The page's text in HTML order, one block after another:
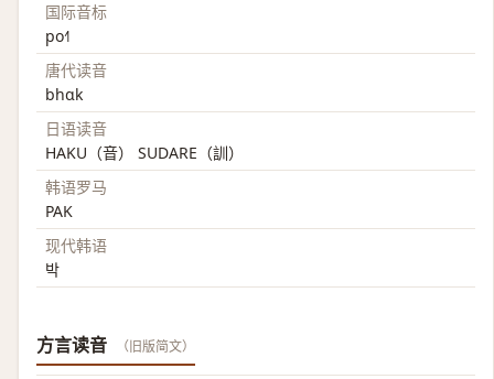
国际音标
po˧˥
唐代读音
bhɑk
日语读音
HAKU（音） SUDARE（訓）
韩语罗马
PAK
现代韩语
박
方言读音 （旧版简文）